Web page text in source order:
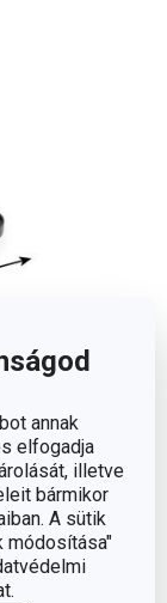
annak
elfogadja
illetve
bármikor
A sütik
módosítása"